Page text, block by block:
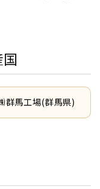
群馬工場(群馬県)